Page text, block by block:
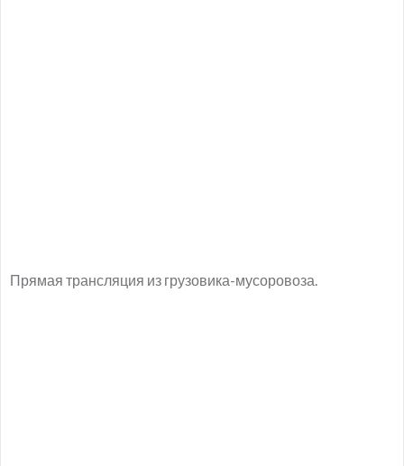
Прямая трансляция из грузовика-мусоровоза.